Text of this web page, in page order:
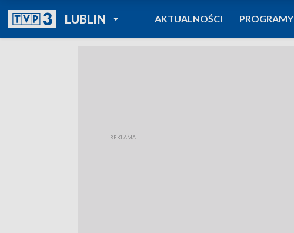
LUBLINPOWRÓT DO
TVP REGIONY
AKTUALNOŚCI PROGRAMY